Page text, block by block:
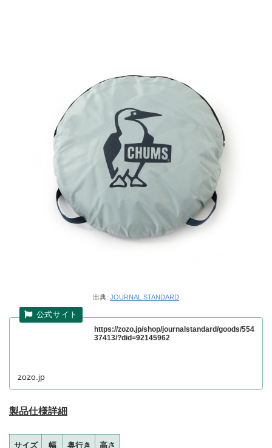
出典: JOURNAL STANDARD
https://zozo.jp/shop/journalstandard/goods/554
37413/?did=92145962
zozo.jp
製品仕様詳細
サイズ 幅 奥行き 高さ